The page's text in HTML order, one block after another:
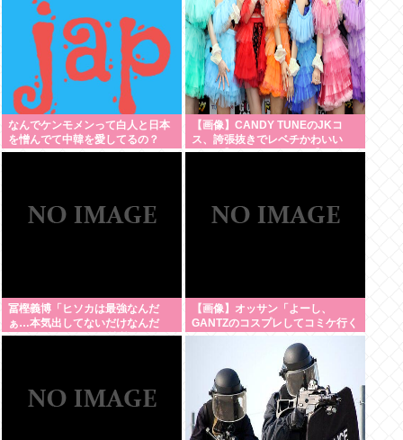
なんでケンモメンって白人と日本
を憎んでて中韓を愛してるの？
【画像】CANDY TUNEのJKコ
ス、誇張抜きでレベチかわいい
www 【Pickup08082959】
冨樫義博「ヒソカは最強なんだ
ぁ…本気出してないだけなんだ
ぁ…」 こいつのこの情熱なんな
【画像】オッサン「よーし、
GANTZのコスプレしてコミケ行く
かー」